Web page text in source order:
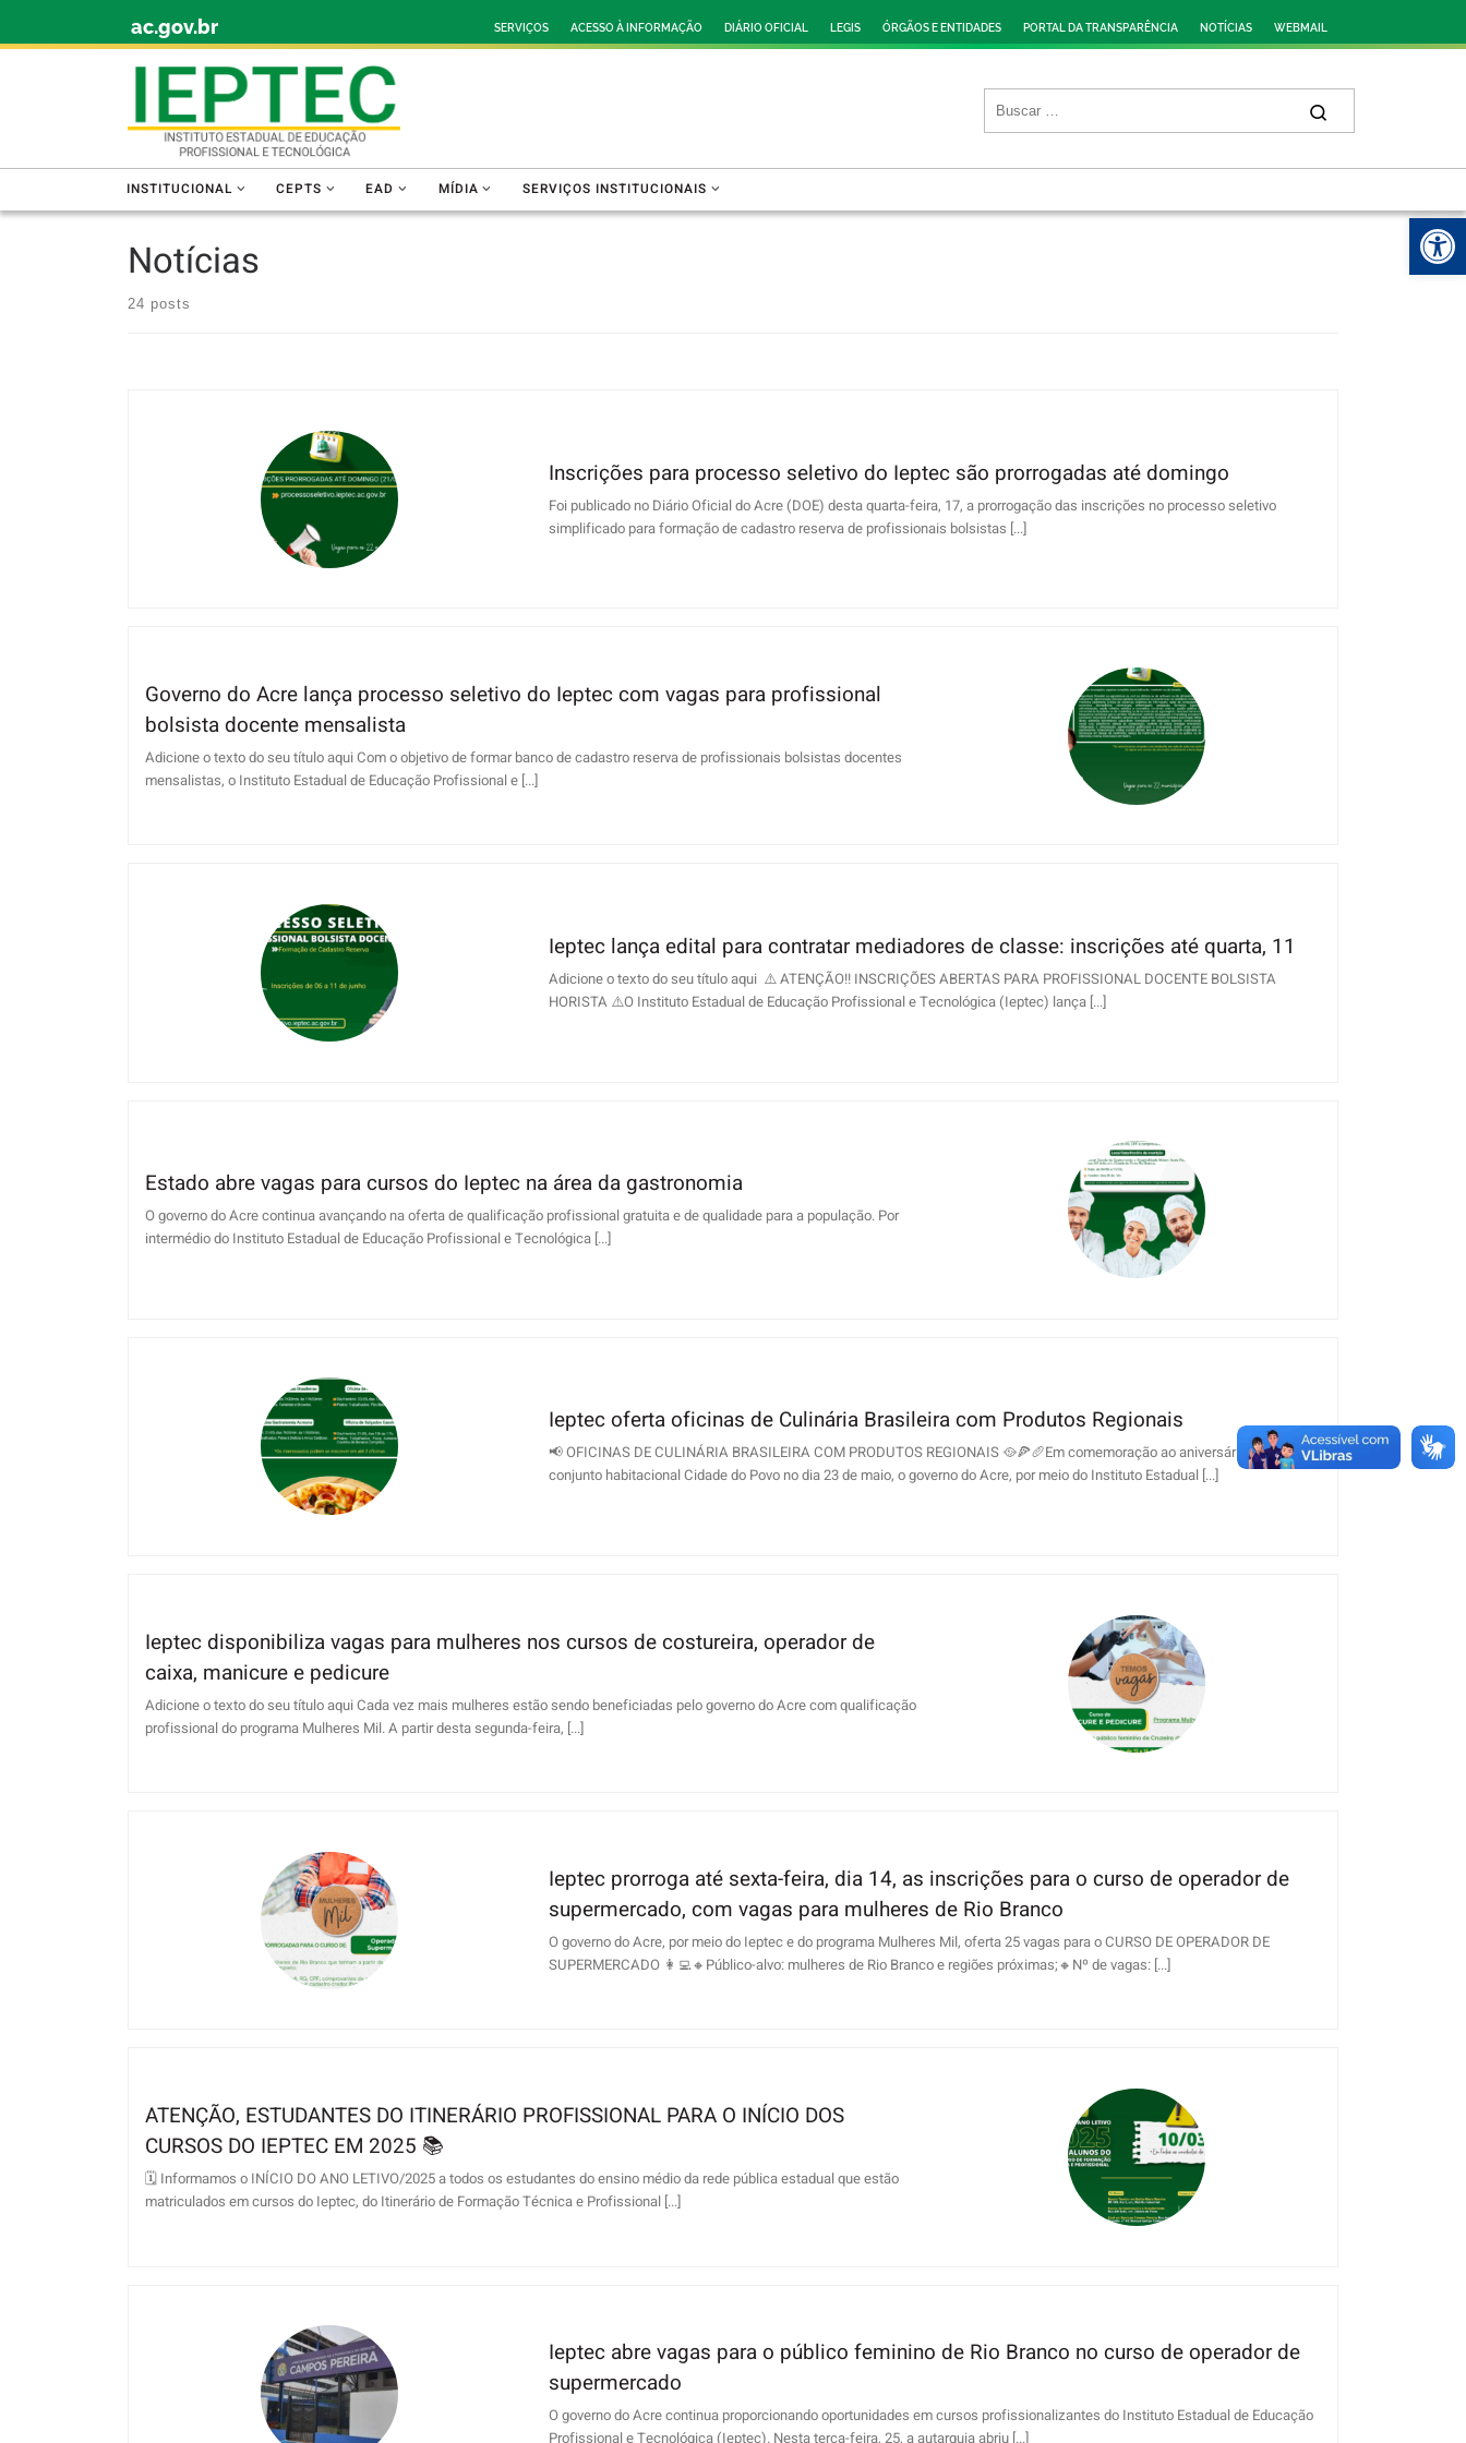
ac.gov.br SERVIÇOS ACESSO À INFORMAÇÃO DIÁRIO OFICIAL LEGIS ÓRGÃOS E ENTIDADES PORTAL DA TRANSPARÊNCIA NOTÍCIAS WEBMAIL
INSTITUCIONAL CEPTS EAD MÍDIA SERVIÇOS INSTITUCIONAIS
Notícias
24 posts
Inscrições para processo seletivo do Ieptec são prorrogadas até domingo
Foi publicado no Diário Oficial do Acre (DOE) desta quarta-feira, 17, a prorrogação das inscrições no processo seletivo
simplificado para formação de cadastro reserva de profissionais bolsistas [...]
Governo do Acre lança processo seletivo do Ieptec com vagas para profissional
bolsista docente mensalista
Adicione o texto do seu título aqui Com o objetivo de formar banco de cadastro reserva de profissionais bolsistas docentes
mensalistas, o Instituto Estadual de Educação Profissional e [...]
Ieptec lança edital para contratar mediadores de classe: inscrições até quarta, 11
Adicione o texto do seu título aqui ⚠️ ATENÇÃO!! INSCRIÇÕES ABERTAS PARA PROFISSIONAL DOCENTE BOLSISTA
HORISTA ⚠️O Instituto Estadual de Educação Profissional e Tecnológica (Ieptec) lança [...]
Estado abre vagas para cursos do Ieptec na área da gastronomia
O governo do Acre continua avançando na oferta de qualificação profissional gratuita e de qualidade para a população. Por
intermédio do Instituto Estadual de Educação Profissional e Tecnológica [...]
Ieptec oferta oficinas de Culinária Brasileira com Produtos Regionais
📢 OFICINAS DE CULINÁRIA BRASILEIRA COM PRODUTOS REGIONAIS 🥘🍕🥖Em comemoração ao aniversário do
conjunto habitacional Cidade do Povo no dia 23 de maio, o governo do Acre, por meio do Instituto Estadual [...]
Ieptec disponibiliza vagas para mulheres nos cursos de costureira, operador de
caixa, manicure e pedicure
Adicione o texto do seu título aqui Cada vez mais mulheres estão sendo beneficiadas pelo governo do Acre com qualificação
profissional do programa Mulheres Mil. A partir desta segunda-feira, [...]
Ieptec prorroga até sexta-feira, dia 14, as inscrições para o curso de operador de
supermercado, com vagas para mulheres de Rio Branco
O governo do Acre, por meio do Ieptec e do programa Mulheres Mil, oferta 25 vagas para o CURSO DE OPERADOR DE
SUPERMERCADO 👩‍💻🔸️Público-alvo: mulheres de Rio Branco e regiões próximas;🔸️Nº de vagas: [...]
ATENÇÃO, ESTUDANTES DO ITINERÁRIO PROFISSIONAL PARA O INÍCIO DOS
CURSOS DO IEPTEC EM 2025 📚
🗓 Informamos o INÍCIO DO ANO LETIVO/2025 a todos os estudantes do ensino médio da rede pública estadual que estão
matriculados em cursos do Ieptec, do Itinerário de Formação Técnica e Profissional [...]
Ieptec abre vagas para o público feminino de Rio Branco no curso de operador de
supermercado
O governo do Acre continua proporcionando oportunidades em cursos profissionalizantes do Instituto Estadual de Educação